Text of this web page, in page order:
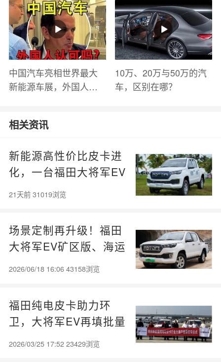
有哪些？
中国汽车亮相世界最大
新能源车展，外国人怎
10万、20万与50万的汽
车，区别在哪？
相关资讯
新能源高性价比皮卡进
化，一台福田大将军EV
搞定创收与休闲
21天前 31019浏览
场景定制再升级！福田
大将军EV矿区版、海运
版强势来袭
2026/06/18 16:06 43158浏览
福田纯电皮卡助力环
卫，大将军EV再填批量
2026/03/25 17:52 23429浏览